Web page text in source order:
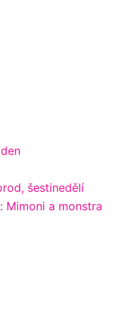
šestinedělí
Mimoni a monstra